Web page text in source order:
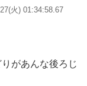
火) 01:34:58.67
があんな後ろじ